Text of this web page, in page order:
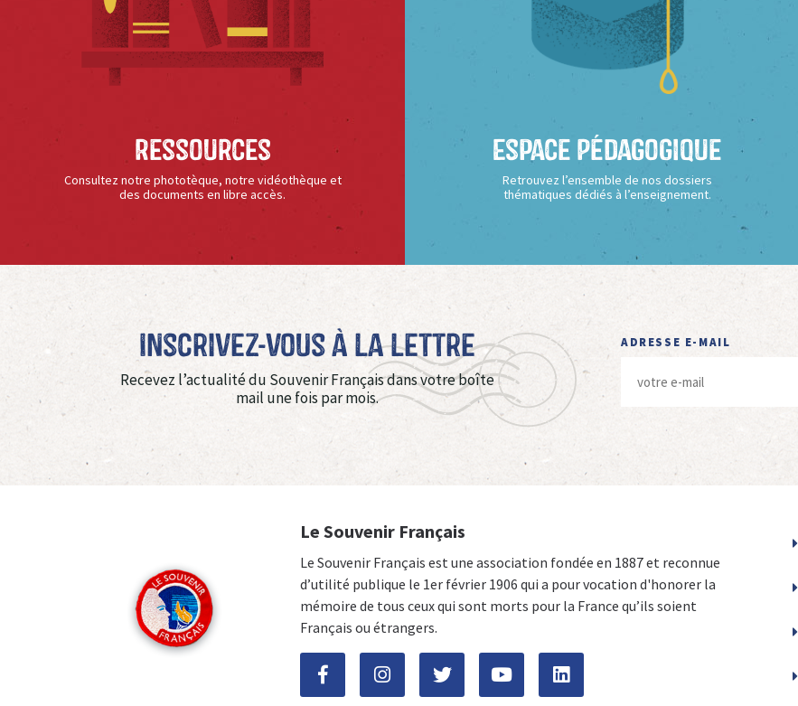
Ressources
Consultez notre phototèque, notre vidéothèque et
des documents en libre accès.
Espace Pédagogique
Retrouvez l’ensemble de nos dossiers
thématiques dédiés à l’enseignement.
Inscrivez-vous à La Lettre
Recevez l’actualité du Souvenir Français dans votre boîte
mail une fois par mois.
ADRESSE E-MAIL
Le Souvenir Français
Le Souvenir Français est une association fondée en 1887 et reconnue
d’utilité publique le 1er février 1906 qui a pour vocation d'honorer la
mémoire de tous ceux qui sont morts pour la France qu’ils soient
Français ou étrangers.